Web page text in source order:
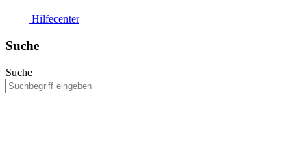
Hilfecenter
Suche
Suche